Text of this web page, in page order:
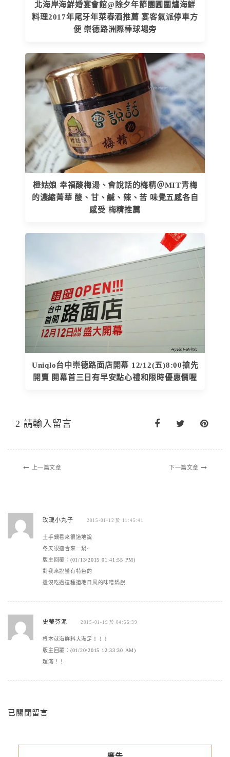
北海岸海鮮婚宴會館@除夕年節團圓圍爐海鮮
料理2017年尾牙年菜春酒推薦 宴客氣派停車方
便 崇德路洲際棒球場旁
橙姑娘 幸福酸梅湯、會說話的梅精＠MIT青梅
的濃縮菁華 酸、甘、鹹、辣、苦 味覺五感各自
感受 梅精推薦
Uniqlo台中崇德路面店開幕 12/12(五)8:00搶先
開賣 開幕首三日有早安點心禮和限時優惠價喔
2 請輸入留言
上一篇文章 下一篇文章
玫瑰小丸子 2015-01-12 於 11:45:41
土手鍋看來很道地說
冬天很適合來一鍋~
版主回覆：(01/13/2015 01:41:55 PM)
對我來說蠻有特色的
還沒吃過這種道地日風的味噌鍋說
史蒂芬泥 2015-01-19 於 04:55:39
根本就海鮮料大滿足！！！
版主回覆：(01/20/2015 12:33:30 AM)
超滿！！
已關閉留言